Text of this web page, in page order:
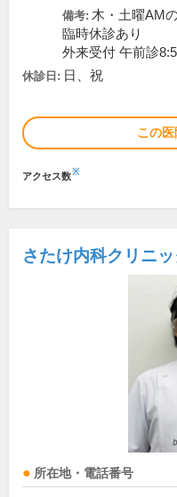
備考: 木・土曜AM
臨時休診あり
外来受付 午前診
休診日: 日、祝
この
アクセス数※
さたけ内科クリニッ
所在地・電話番号